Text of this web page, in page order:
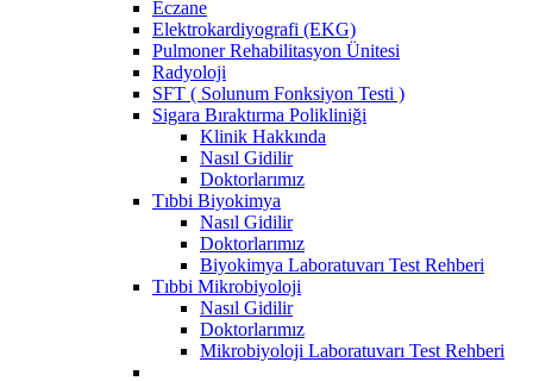
Eczane
Elektrokardiyografi (EKG)
Pulmoner Rehabilitasyon Ünitesi
Radyoloji
SFT ( Solunum Fonksiyon Testi )
Sigara Bıraktırma Polikliniği
Klinik Hakkında
Nasıl Gidilir
Doktorlarımız
Tıbbi Biyokimya
Nasıl Gidilir
Doktorlarımız
Biyokimya Laboratuvarı Test Rehberi
Tıbbi Mikrobiyoloji
Nasıl Gidilir
Doktorlarımız
Mikrobiyoloji Laboratuvarı Test Rehberi